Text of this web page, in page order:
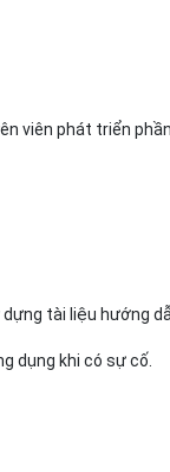
viên phát triển
dựng tài liệu hướng
dụng khi có sự cố.